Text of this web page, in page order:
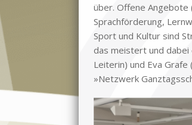
über. Of­fe­ne An­ge­bo­te
Sprach­för­de­rung,
Sport und Kul­tur sind
das mei­stert und da­bei
Lei­te­rin) und Eva
»Netz­werk